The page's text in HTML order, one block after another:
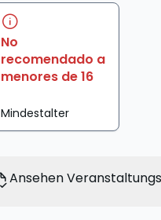
No
recomendado a
menores de 16
Mindestalter
Ansehen